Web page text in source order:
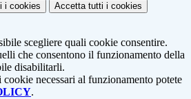
i cookies Accetta tutti i cookies
scegliere quali cookie consentire.
che consentono il funzionamento della
disabilitarli.
necessari al funzionamento potete
.